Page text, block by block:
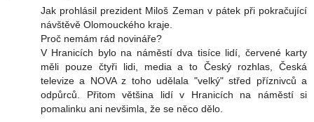
Jak prohlásil prezident Miloš Zeman v pátek při pokračující
návštěvě Olomouckého kraje.
Proč nemám rád novináře?
V Hranicích bylo na náměstí dva tisíce lidí, červené karty
měli pouze čtyři lidi, media a to Český rozhlas, Česká
televize a NOVA z toho udělala "velký" střed příznivců a
odpůrců. Přitom většina lidí v Hranicích na náměstí si
pomalinku ani nevšimla, že se něco dělo.